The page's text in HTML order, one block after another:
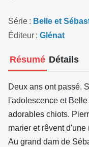
Série
Belle et
Éditeur
Glénat
Résumé Détails
Deux ans ont passé.
l'adolescence et
adorables chiots.
marier et rêvent
Au grand dam de